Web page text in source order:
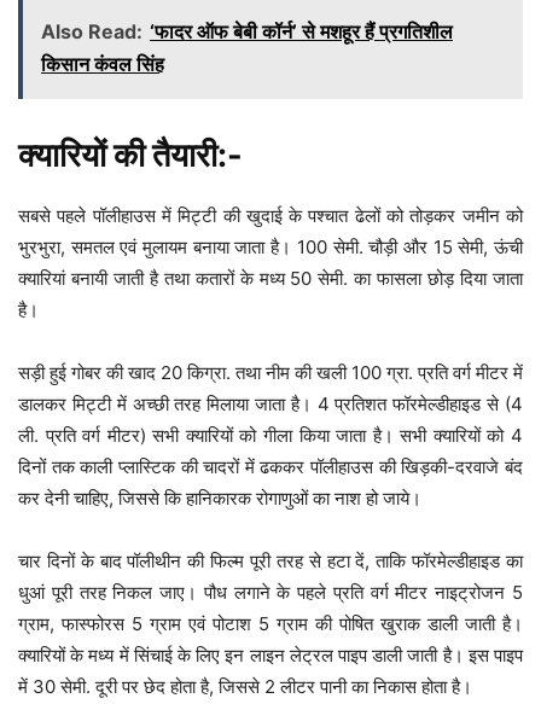
Also Read: ‘फादर ऑफ बेबी कॉर्न’ से मशहूर हैं प्रगतिशील
किसान कंवल सिंह
क्यारियों की तैयारी:-
सबसे पहले पॉलीहाउस में मिट्टी की खुदाई के पश्चात ढेलों को तोड़कर जमीन को
भुरभुरा, समतल एवं मुलायम बनाया जाता है। 100 सेमी. चौड़ी और 15 सेमी, ऊंची
क्यारियां बनायी जाती है तथा कतारों के मध्य 50 सेमी. का फासला छोड़ दिया जाता
है।
सड़ी हुई गोबर की खाद 20 किग्रा. तथा नीम की खली 100 ग्रा. प्रति वर्ग मीटर में
डालकर मिट्टी में अच्छी तरह मिलाया जाता है। 4 प्रतिशत फॉरमेल्डीहाइड से (4
ली. प्रति वर्ग मीटर) सभी क्यारियों को गीला किया जाता है। सभी क्यारियों को 4
दिनों तक काली प्लास्टिक की चादरों में ढककर पॉलीहाउस की खिड़की-दरवाजे बंद
कर देनी चाहिए, जिससे कि हानिकारक रोगाणुओं का नाश हो जाये।
चार दिनों के बाद पॉलीथीन की फिल्म पूरी तरह से हटा दें, ताकि फॉरमेल्डीहाइड का
धुआं पूरी तरह निकल जाए। पौध लगाने के पहले प्रति वर्ग मीटर नाइट्रोजन 5
ग्राम, फास्फोरस 5 ग्राम एवं पोटाश 5 ग्राम की पोषित खुराक डाली जाती है।
क्यारियों के मध्य में सिंचाई के लिए इन लाइन लेट्रल पाइप डाली जाती है। इस पाइप
में 30 सेमी. दूरी पर छेद होता है, जिससे 2 लीटर पानी का निकास होता है।